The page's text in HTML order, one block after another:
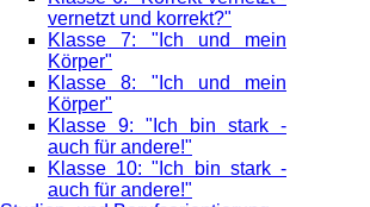
vernetzt und korrekt?"
Klasse 7: "Ich und mein
Körper"
Klasse 8: "Ich und mein
Körper"
Klasse 9: "Ich bin stark -
auch für andere!"
Klasse 10: "Ich bin stark -
auch für andere!"